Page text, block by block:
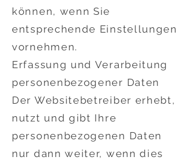
können, wenn Sie
entsprechende Einstellungen
vornehmen.
Erfassung und Verarbeitung
personenbezogener Daten
Der Websitebetreiber erhebt,
nutzt und gibt Ihre
personenbezogenen Daten
nur dann weiter, wenn dies